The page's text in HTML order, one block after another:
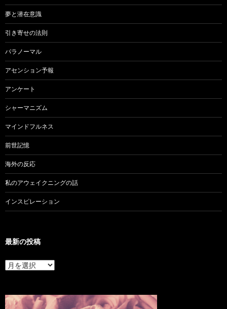
夢と潜在意識
引き寄せの法則
パラノーマル
アセンション予報
アンケート
シャーマニズム
マインドフルネス
前世記憶
海外の反応
私のアウェイクニングの話
インスピレーション
最新の投稿
最
新
稿